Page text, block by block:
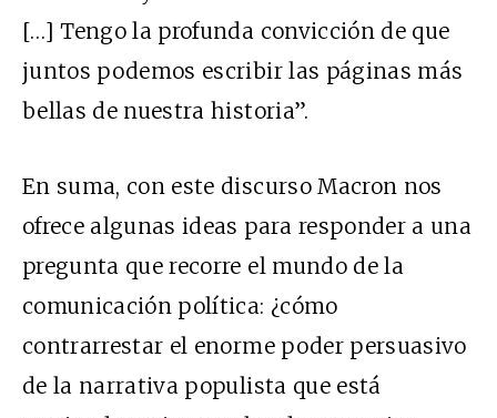
[…] Tengo la profunda convicción de que
juntos podemos escribir las páginas más
bellas de nuestra historia”.
En suma, con este discurso Macron nos
ofrece algunas ideas para responder a una
pregunta que recorre el mundo de la
comunicación política: ¿cómo
contrarrestar el enorme poder persuasivo
de la narrativa populista que está